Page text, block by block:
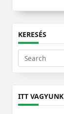
KERESÉS
Search
for:
ITT